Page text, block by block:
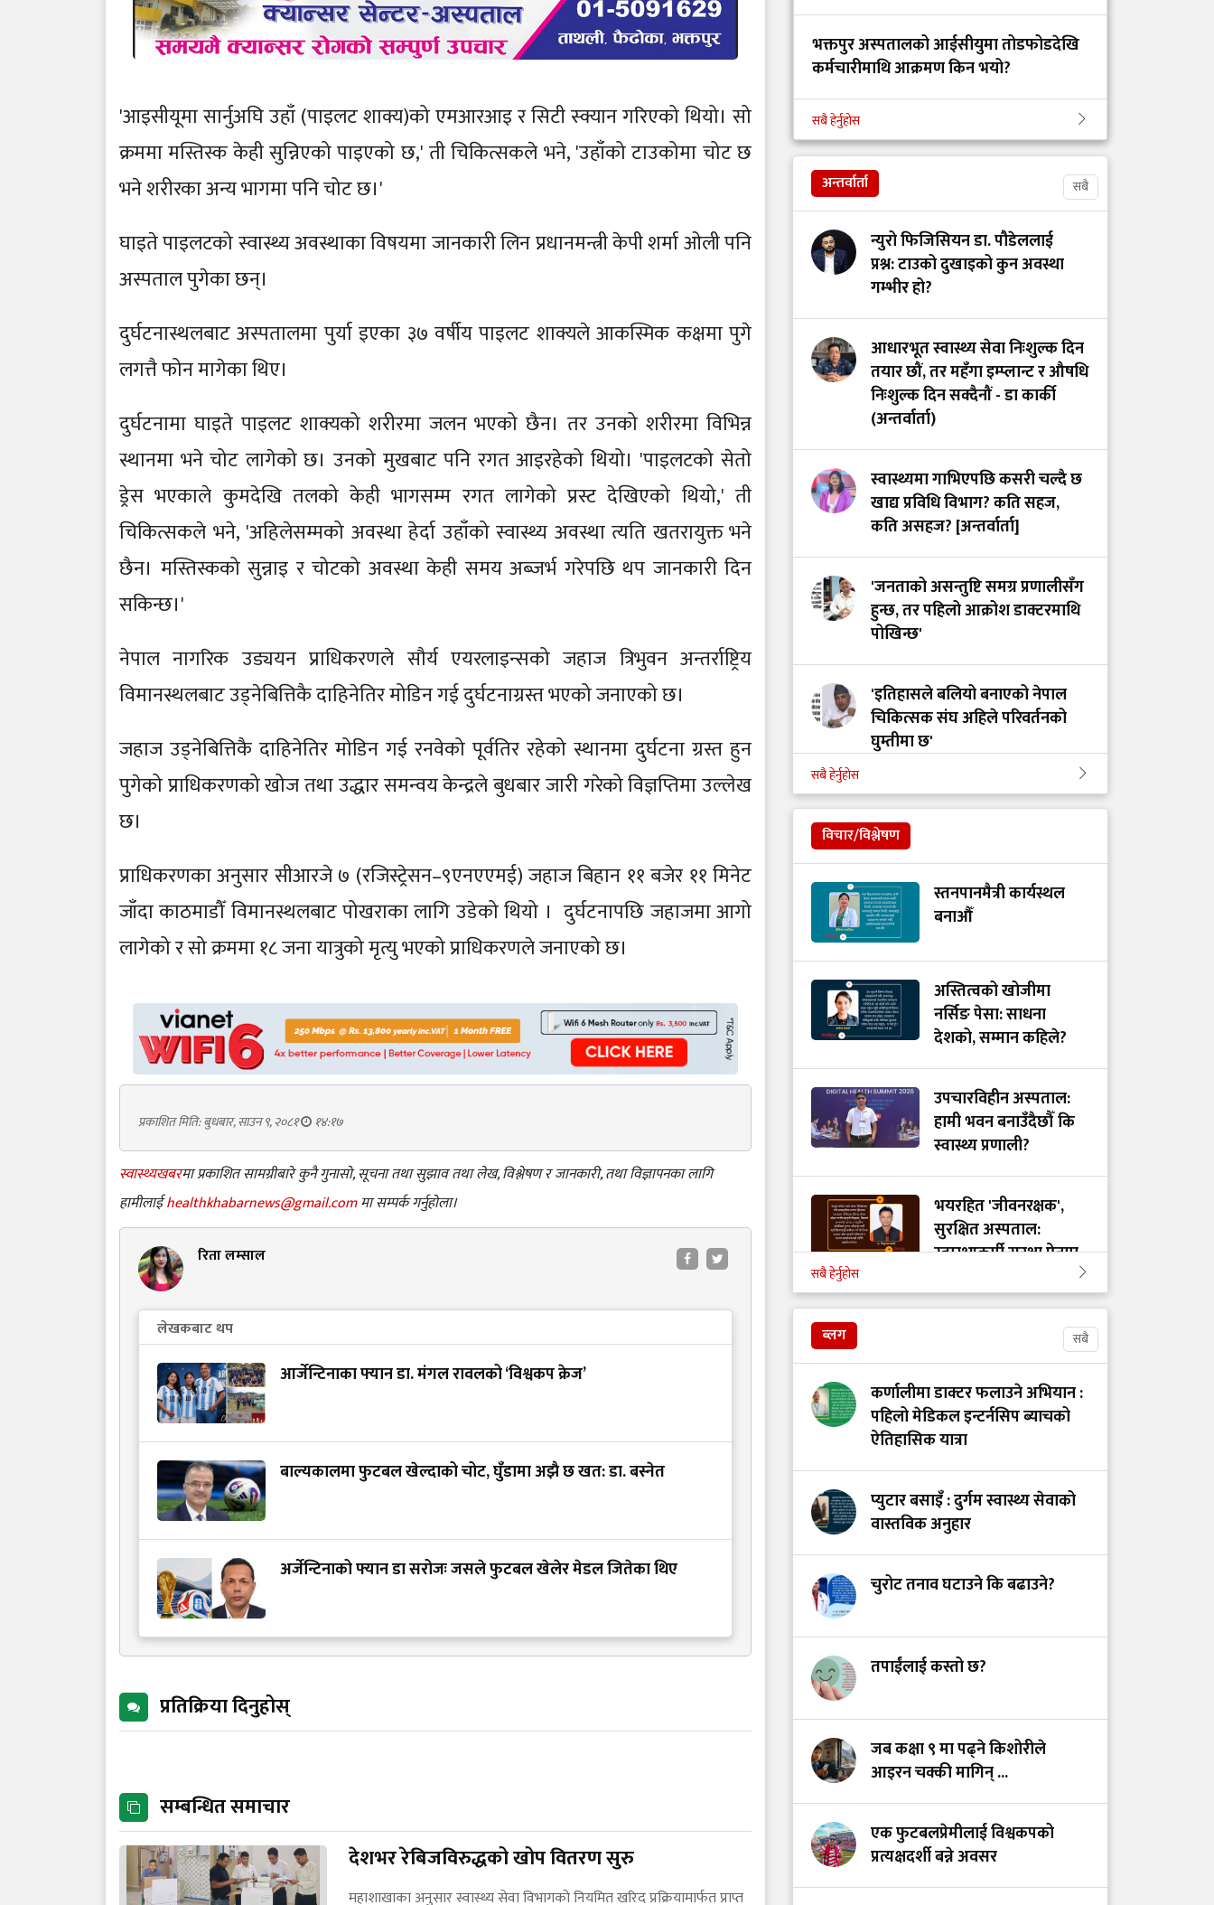
'आइसीयूमा सार्नुअघि उहाँ (पाइलट शाक्य)को एमआरआइ र सिटी स्क्यान गरिएको थियो। सो
क्रममा मस्तिस्क केही सुन्निएको पाइएको छ,' ती चिकित्सकले भने, 'उहाँको टाउकोमा चोट छ
भने शरीरका अन्य भागमा पनि चोट छ।'
घाइते पाइलटको स्वास्थ्य अवस्थाका विषयमा जानकारी लिन प्रधानमन्त्री केपी शर्मा ओली पनि
अस्पताल पुगेका छन्।
दुर्घटनास्थलबाट अस्पतालमा पुर्या इएका ३७ वर्षीय पाइलट शाक्यले आकस्मिक कक्षमा पुगे
लगत्तै फोन मागेका थिए।
दुर्घटनामा घाइते पाइलट शाक्यको शरीरमा जलन भएको छैन। तर उनको शरीरमा विभिन्न
स्थानमा भने चोट लागेको छ। उनको मुखबाट पनि रगत आइरहेको थियो। 'पाइलटको सेतो
ड्रेस भएकाले कुमदेखि तलको केही भागसम्म रगत लागेको प्रस्ट देखिएको थियो,' ती
चिकित्सकले भने, 'अहिलेसम्मको अवस्था हेर्दा उहाँको स्वास्थ्य अवस्था त्यति खतरायुक्त भने
छैन। मस्तिस्कको सुन्नाइ र चोटको अवस्था केही समय अब्जर्भ गरेपछि थप जानकारी दिन
सकिन्छ।'
नेपाल नागरिक उड्ययन प्राधिकरणले सौर्य एयरलाइन्सको जहाज त्रिभुवन अन्तर्राष्ट्रिय
विमानस्थलबाट उड्नेबित्तिकै दाहिनेतिर मोडिन गई दुर्घटनाग्रस्त भएको जनाएको छ।
जहाज उड्नेबित्तिकै दाहिनेतिर मोडिन गई रनवेको पूर्वतिर रहेको स्थानमा दुर्घटना ग्रस्त हुन
पुगेको प्राधिकरणको खोज तथा उद्धार समन्वय केन्द्रले बुधबार जारी गरेको विज्ञप्तिमा उल्लेख
छ।
प्राधिकरणका अनुसार सीआरजे ७ (रजिस्ट्रेसन–९एनएएमई) जहाज बिहान ११ बजेर ११ मिनेट
जाँदा काठमाडौँ विमानस्थलबाट पोखराका लागि उडेको थियो । दुर्घटनापछि जहाजमा आगो
लागेको र सो क्रममा १८ जना यात्रुको मृत्यु भएको प्राधिकरणले जनाएको छ।
प्रकाशित मिति: बुधबार, साउन ९, २०८१ १४:१७
स्वास्थ्यखबरमा प्रकाशित सामग्रीबारे कुनै गुनासो, सूचना तथा सुझाव तथा लेख, विश्लेषण र जानकारी, तथा विज्ञापनका लागि
हामीलाईhealthkhabarnews@gmail.comमा सम्पर्क गर्नुहोला।
रिता लम्साल
लेखकबाट थप
आर्जेन्टिनाका फ्यान डा. मंगल रावलको ‘विश्वकप क्रेज’
बाल्यकालमा फुटबल खेल्दाको चोट, घुँडामा अझै छ खत: डा. बस्नेत
अर्जेन्टिनाको फ्यान डा सरोजः जसले फुटबल खेलेर मेडल जितेका थिए
प्रतिक्रिया दिनुहोस्
सम्बन्धित समाचार
देशभर रेबिजविरुद्धको खोप वितरण सुरु
महाशाखाका अनुसार स्वास्थ्य सेवा विभागको नियमित खरिद प्रक्रियामार्फत प्राप्त
उपचारविहीन अस्पताल:
हामी भवन बनाउँदैछौँ कि
स्वास्थ्य प्रणाली?
विश्वकै प्रतिष्ठित एएसभी
२०२६ सम्मेलनमा नेपाली
लामिछानेद्वारा अनुसन्धान
प्रस्तुत
भक्तपुर अस्पतालको आईसीयुमा तोडफोडदेखि
कर्मचारीमाथि आक्रमण किन भयो?
कान्ति अस्पतालको निर्देशकमा डा. रामहरी
चापागाईं
सबै हेर्नुहोस
अन्तर्वार्ता सबै
न्युरो फिजिसियन डा. पौडेललाई
प्रश्न: टाउको दुखाइको कुन अवस्था
गम्भीर हो?
आधारभूत स्वास्थ्य सेवा निःशुल्क दिन
तयार छौं, तर महँगा इम्प्लान्ट र औषधि
निःशुल्क दिन सक्दैनौं - डा कार्की
(अन्तर्वार्ता)
स्वास्थ्यमा गाभिएपछि कसरी चल्दै छ
खाद्य प्रविधि विभाग? कति सहज,
कति असहज? [अन्तर्वार्ता]
'जनताको असन्तुष्टि समग्र प्रणालीसँग
हुन्छ, तर पहिलो आक्रोश डाक्टरमाथि
पोखिन्छ'
'इतिहासले बलियो बनाएको नेपाल
चिकित्सक संघ अहिले परिवर्तनको
घुम्तीमा छ'
‘टिम मंगल' चुनावी समूह मात्र थिएन,
मेडिकल मुभमेन्ट हो : डा. मंगल रावल
'हरेक टाउको दुखाइ ब्रेन ट्युमर होइन,
यी लक्षणहरू देखिए हुनसक्छ जोखिम'
डा. अमात्यलाई प्रश्न– धेरै हेडफोन वा
इयरफोनको प्रयोगले कानमा असर
गर्छ ?
सबै हेर्नुहोस
विचार/विश्लेषण
स्तनपानमैत्री कार्यस्थल
बनाऔँ
अस्तित्वको खोजीमा
नर्सिङ पेसा: साधना
देशको, सम्मान कहिले?
उपचारविहीन अस्पताल:
हामी भवन बनाउँदैछौँ कि
स्वास्थ्य प्रणाली?
भयरहित 'जीवनरक्षक',
सुरक्षित अस्पताल:
स्वास्थ्यकर्मी सुरक्षा ऐनमा
अपरिहार्यता
डाँडापारिको स्वास्थ्य:
भूगोल, समुदाय र
जनस्वास्थ्यबीचको सम्बन्ध
स्वास्थ्यकर्मी असुरक्षित
हुँदा जोखिममा स्वास्थ्य
सेवा: उपचार गर्नेलाई
हातपात हैन सम्मान दिउँ
र आजको यथार्थ
सबै हेर्नुहोस
ब्लग सबै
कर्णालीमा डाक्टर फलाउने अभियान :
पहिलो मेडिकल इन्टर्नसिप ब्याचको
ऐतिहासिक यात्रा
प्युटार बसाइँ : दुर्गम स्वास्थ्य सेवाको
वास्तविक अनुहार
चुरोट तनाव घटाउने कि बढाउने?
तपाईंलाई कस्तो छ?
जब कक्षा ९ मा पढ्ने किशोरीले
आइरन चक्की मागिन् ...
एक फुटबलप्रेमीलाई विश्वकपको
प्रत्यक्षदर्शी बन्ने अवसर